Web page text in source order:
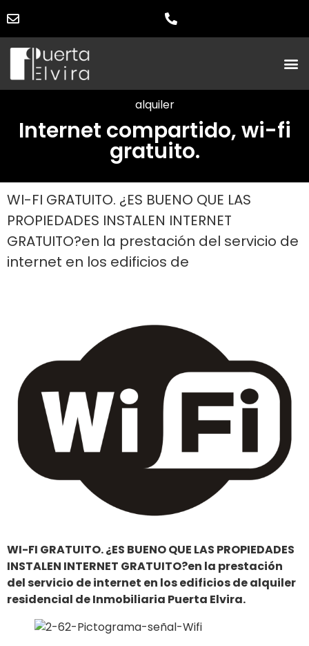
alquiler
Internet compartido, wi-fi
gratuito.
WI-FI GRATUITO. ¿ES BUENO QUE LAS
PROPIEDADES INSTALEN INTERNET
GRATUITO?en la prestación del servicio de
internet en los edificios de
WI-FI GRATUITO. ¿ES BUENO QUE LAS PROPIEDADES
INSTALEN INTERNET GRATUITO?en la prestación
del servicio de internet en los edificios de alquiler
residencial de Inmobiliaria Puerta Elvira.